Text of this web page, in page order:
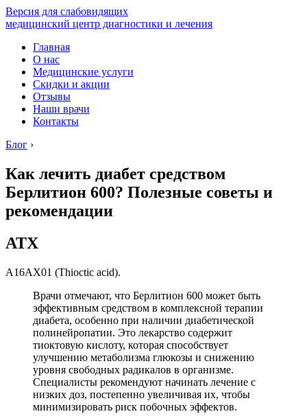
Версия для слабовидящих
медицинский центр диагностики и лечения
Главная
О нас
Медицинские услуги
Скидки и акции
Отзывы
Наши врачи
Контакты
Блог ›
Как лечить диабет средством
Берлитион 600? Полезные советы и
рекомендации
АТХ
A16AX01 (Thioctic acid).
Врачи отмечают, что Берлитион 600 может быть
эффективным средством в комплексной терапии
диабета, особенно при наличии диабетической
полинейропатии. Это лекарство содержит
тиоктовую кислоту, которая способствует
улучшению метаболизма глюкозы и снижению
уровня свободных радикалов в организме.
Специалисты рекомендуют начинать лечение с
низких доз, постепенно увеличивая их, чтобы
минимизировать риск побочных эффектов.